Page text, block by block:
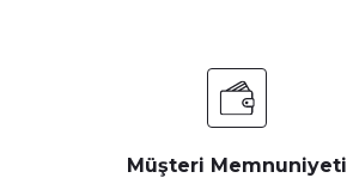
Müşteri Memnuniyeti